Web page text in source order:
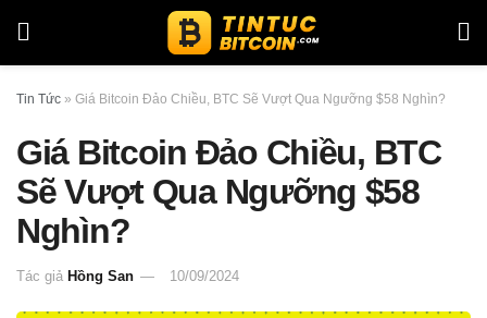
Tin Tức » Giá Bitcoin Đảo Chiều, BTC Sẽ Vượt Qua Ngưỡng $58 Nghìn?
Giá Bitcoin Đảo Chiều, BTC
Sẽ Vượt Qua Ngưỡng $58
Nghìn?
Tác giả Hồng San 10/09/2024